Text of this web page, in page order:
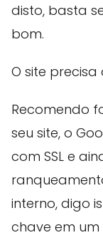
disto, basta
bom.
O site
Recomendo
seu site, o
com SSL e
interno, digo
chave em